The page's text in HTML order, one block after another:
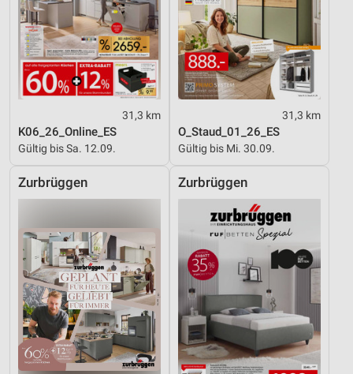
31,3 km
K06_26_Online_ES
Gültig bis Sa. 12.09.
31,3 km
O_Staud_01_26_ES
Gültig bis Mi. 30.09.
Zurbrüggen Zurbrüggen